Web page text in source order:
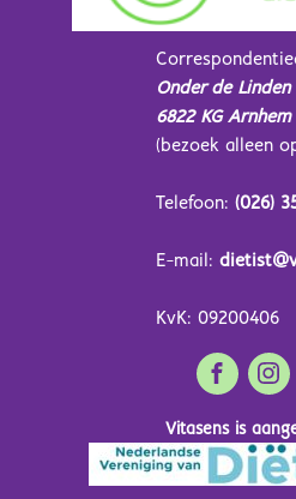
Onder de Linden
6822 KG Arnhem
(bezoek alleen
Telefoon: (026)
E-mail:
KvK: 09200406
Vitasens is